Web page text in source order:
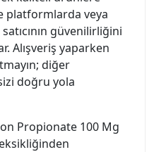
platformlarda veya
güvenilirliğini
Alışveriş yaparken
diğer
doğru yola
Propionate 100 Mg